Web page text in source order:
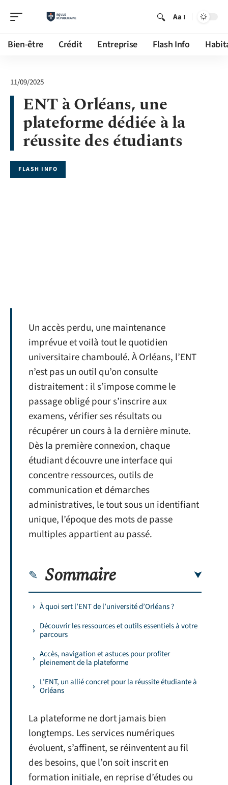
Aa
Bien-être Crédit Entreprise Flash Info
11/09/2025
ENT à Orléans, une
plateforme dédiée à la
réussite des étudiants
FLASH INFO
Un accès perdu, une maintenance
imprévue et voilà tout le quotidien
universitaire chamboulé. À Orléans, l’ENT
n’est pas un outil qu’on consulte
distraitement : il s’impose comme le
passage obligé pour s’inscrire aux
examens, vérifier ses résultats ou
récupérer un cours à la dernière minute.
Dès la première connexion, chaque
étudiant découvre une interface qui
concentre ressources, outils de
communication et démarches
administratives, le tout sous un identifiant
unique, l’époque des mots de passe
multiples appartient au passé.
Sommaire
À quoi sert l’ENT de l’université d’Orléans ?
Découvrir les ressources et outils essentiels à votre
parcours
Accès, navigation et astuces pour profiter
pleinement de la plateforme
L’ENT, un allié concret pour la réussite étudiante à
Orléans
La plateforme ne dort jamais bien
longtemps. Les services numériques
évoluent, s’affinent, se réinventent au fil
des besoins, que l’on soit inscrit en
formation initiale, en reprise d’études ou